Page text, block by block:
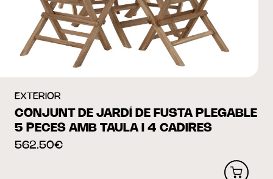
EXTERIOR
CONJUNT DE JARDÍ DE FUSTA PLEGABLE
5 PECES AMB TAULA I 4 CADIRES
562.50€